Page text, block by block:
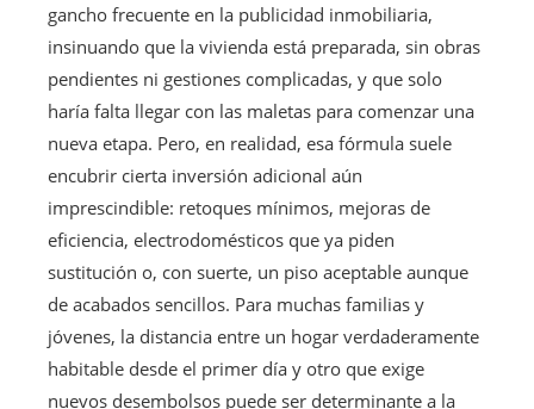
gancho frecuente en la publicidad inmobiliaria,
insinuando que la vivienda está preparada, sin obras
pendientes ni gestiones complicadas, y que solo
haría falta llegar con las maletas para comenzar una
nueva etapa. Pero, en realidad, esa fórmula suele
encubrir cierta inversión adicional aún
imprescindible: retoques mínimos, mejoras de
eficiencia, electrodomésticos que ya piden
sustitución o, con suerte, un piso aceptable aunque
de acabados sencillos. Para muchas familias y
jóvenes, la distancia entre un hogar verdaderamente
habitable desde el primer día y otro que exige
nuevos desembolsos puede ser determinante a la